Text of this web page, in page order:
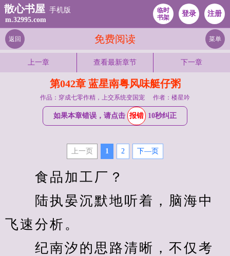
散心书屋 手机版
m.32995.com
临时
书架
登录 注册
免费阅读
返回 菜单
上一章 查看最新章节 下一章
第042章 蓝星南粤风味艇仔粥
作品：穿成七零作精，上交系统变国宠 作者：楼星吟
如果本章错误，请点击 报错 10秒纠正
上一页 1 2 下—页
食品加工厂？
陆执晏沉默地听着，脑海中
飞速分析。
纪南汐的思路清晰，不仅考